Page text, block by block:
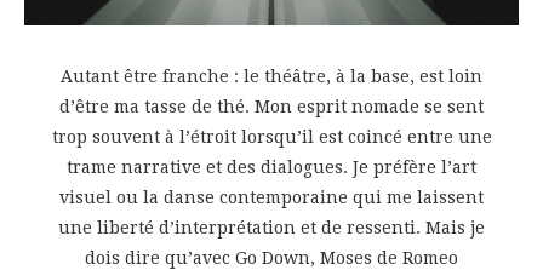
Autant être franche : le théâtre, à la base, est loin
d’être ma tasse de thé. Mon esprit nomade se sent
trop souvent à l’étroit lorsqu’il est coincé entre une
trame narrative et des dialogues. Je préfère l’art
visuel ou la danse contemporaine qui me laissent
une liberté d’interprétation et de ressenti. Mais je
dois dire qu’avec Go Down, Moses de Romeo